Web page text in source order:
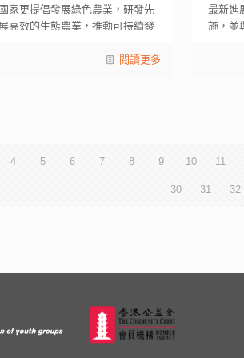
家更提倡發展綠色農業，研發先
高效的生態農業，推動可持續發
閱讀更多
最新進
施，並
4 5 6 7 8 9 10 11
30 31 32